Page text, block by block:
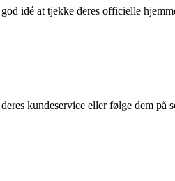
idé at tjekke deres officielle
kundeservice eller følge dem på